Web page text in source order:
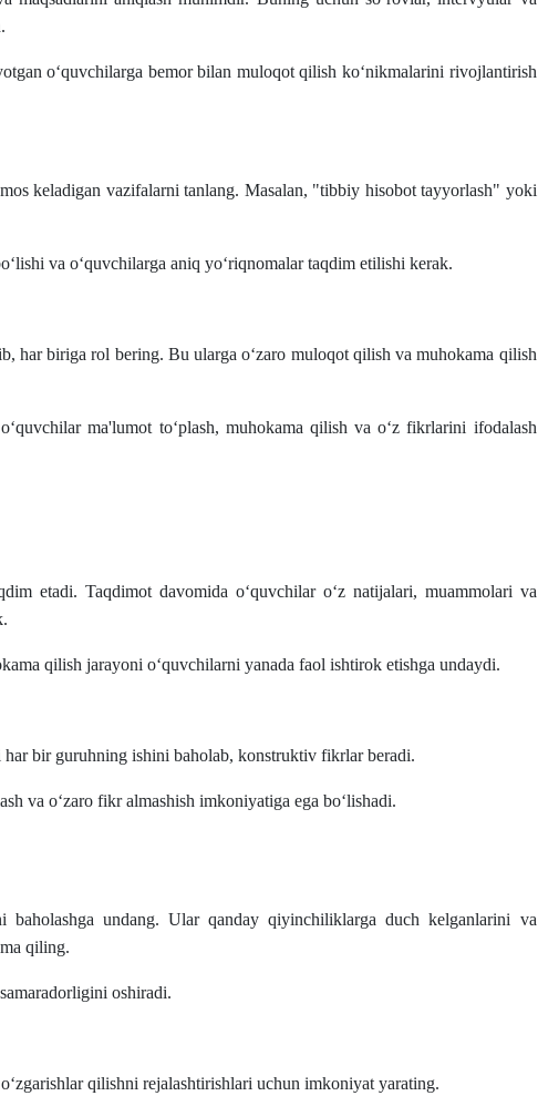
o‘quvchilarga bemor bilan muloqot qilish ko‘nikmalarini rivojlantirish
keladigan vazifalarni tanlang. Masalan, "tibbiy hisobot tayyorlash" yoki
va o‘quvchilarga aniq yo‘riqnomalar taqdim etilishi kerak.
har biriga rol bering. Bu ularga o‘zaro muloqot qilish va muhokama qilish
ma'lumot to‘plash, muhokama qilish va o‘z fikrlarini ifodalash
etadi. Taqdimot davomida o‘quvchilar o‘z natijalari, muammolari va
qilish jarayoni o‘quvchilarni yanada faol ishtirok etishga undaydi.
har bir guruhning ishini baholab, konstruktiv fikrlar beradi.
va o‘zaro fikr almashish imkoniyatiga ega bo‘lishadi.
undang. Ular qanday qiyinchiliklarga duch kelganlarini va
qiling.
oshiradi.
qilishni rejalashtirishlari uchun imkoniyat yarating.